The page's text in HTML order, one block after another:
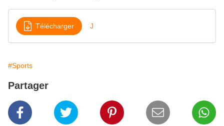
Télécharger J
#Sports
Partager